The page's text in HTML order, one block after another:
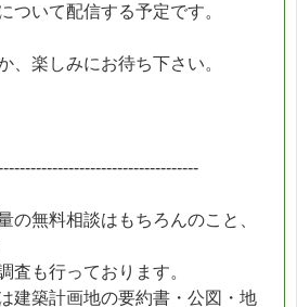
ついて配信する予定です。
、楽しみにお待ち下さい。
の無料相談はもちろんのこと、
査も行っております。
建築計画地の要約書・公図・地